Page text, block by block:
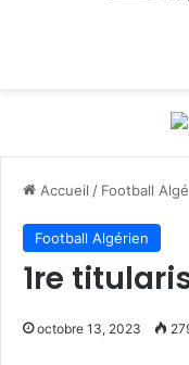
Accueil / Football
Football Algérien
1re
octobre 13, 2023